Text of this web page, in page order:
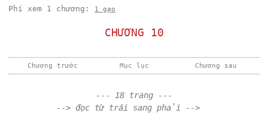
Phí xem 1 chương: 1 gạo
CHƯƠNG 10
Chương trước Mục lục Chương sau
--- 18 trang ---
--> đọc từ trái sang phải -->